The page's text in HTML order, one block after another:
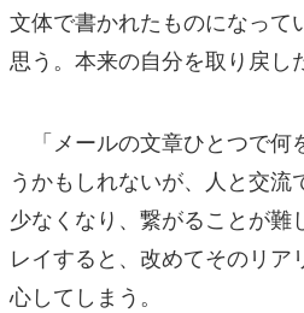
文体で書かれたものになって
思う。本来の自分を取り戻し
「メールの文章ひとつで何
うかもしれないが、人と交流
少なくなり、繋がることが難
レイすると、改めてそのリ
心してしまう。